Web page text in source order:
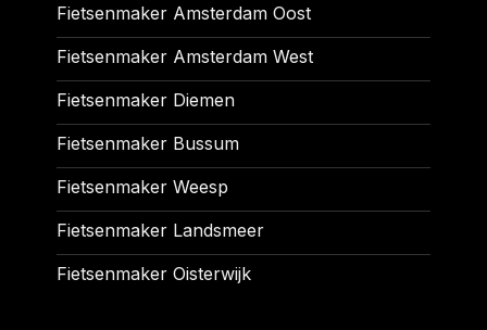
Fietsenmaker Amsterdam Oost
Fietsenmaker Amsterdam West
Fietsenmaker Diemen
Fietsenmaker Bussum
Fietsenmaker Weesp
Fietsenmaker Landsmeer
Fietsenmaker Oisterwijk